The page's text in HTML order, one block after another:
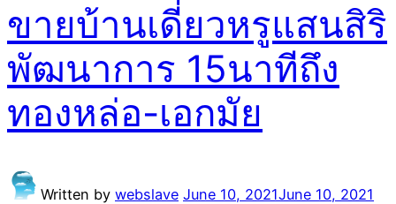
ขายบ้านเดี่ยวหรูแสนสิริ
พัฒนาการ 15นาทีถึง
ทองหล่อ-เอกมัย
Written by webslave June 10, 2021June 10, 2021